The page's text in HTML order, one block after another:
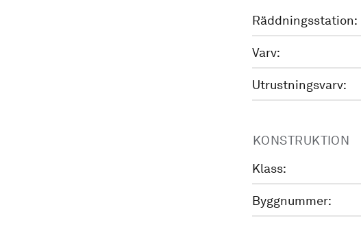
Räddningsstation:
Varv:
Utrustningsvarv:
KONSTRUKTION
Klass:
Byggnummer: